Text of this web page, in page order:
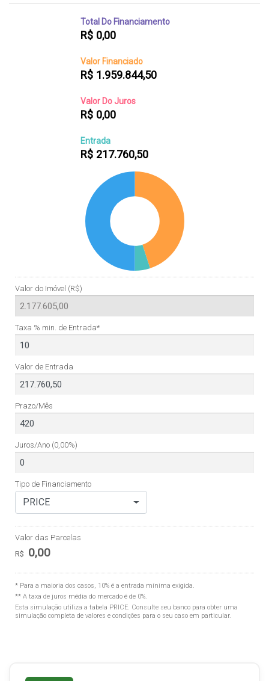
Total Do Financiamento
R$ 0,00
Valor Financiado
R$ 1.959.844,50
Valor Do Juros
R$ 0,00
Entrada
R$ 217.760,50
Valor do Imóvel (R$)
Taxa % min. de Entrada*
Valor de Entrada
Prazo/Mês
Juros/Ano (0,00%)
Tipo de Financiamento
PRICE
Valor das Parcelas
R$ 0,00
* Para a maioria dos casos, 10% é a entrada mínima exigida.
** A taxa de juros média do mercado é de 0%.
Esta simulação utiliza a tabela PRICE. Consulte seu banco para obter uma
simulação completa de valores e condições para o seu caso em particular.